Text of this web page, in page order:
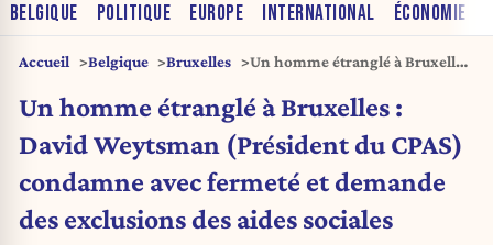
BELGIQUE POLITIQUE EUROPE INTERNATIONAL ÉCONOMIE
Accueil Belgique Bruxelles
Un homme étranglé à Bruxelles
CPAS) condamne avec fermeté
et demande des exclusions des
aides sociales
Un homme étranglé à Bruxelles :
David Weytsman (Président du CPAS)
condamne avec fermeté et demande
des exclusions des aides sociales